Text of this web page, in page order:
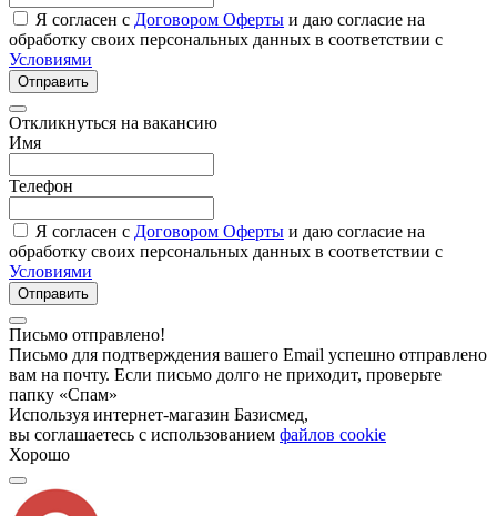
Я согласен с Договором Оферты и даю согласие на
обработку своих персональных данных в соответствии с
Условиями
Отправить
Откликнуться на вакансию
Имя
Телефон
Я согласен с Договором Оферты и даю согласие на
обработку своих персональных данных в соответствии с
Условиями
Отправить
Письмо отправлено!
Письмо для подтверждения вашего Email успешно отправлено
вам на почту. Если письмо долго не приходит, проверьте
папку «Спам»
Используя интернет-магазин Базисмед,
вы соглашаетесь с использованием файлов cookie
Хорошо